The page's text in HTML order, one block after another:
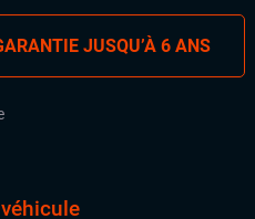
JUSQU’À 6 ANS